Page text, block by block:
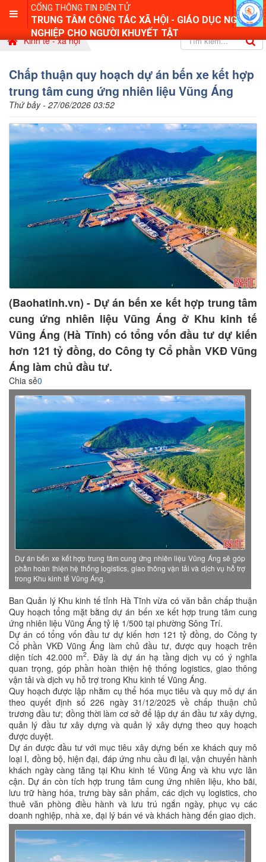
CỔNG THÔNG TIN ĐIỆN TỬ
TRUNG TÂM CÔNG TÁC XÃ HỘI - GIÁO DỤC NGHỀ
NGHIỆP CHO NGƯỜI KHUYẾT TẬT
Kinh tế - xã hội
Chấp thuận quy hoạch dự án bến xe kết hợp
trung tâm cung ứng nhiên liệu Vũng Áng
Thứ bảy - 27/06/2026 03:52
(Baohatinh.vn) - Dự án bến xe kết hợp trung tâm
cung ứng nhiên liệu Vũng Áng ở Khu kinh tế
Vũng Áng (Hà Tĩnh) có tổng vốn đầu tư dự kiến
hơn 121 tỷ đồng, do Công ty Cổ phần VKĐ Vũng
Áng làm chủ đầu tư.
Chia sẻ0
Dự án bến xe kết hợp trung tâm cung ứng nhiên liệu Vũng Áng sẽ góp
phần hoàn thiện hệ thống logistics, giao thông vận tải và dịch vụ hỗ trợ
trong Khu kinh tế Vũng Áng.
Ban Quản lý Khu kinh tế tỉnh Hà Tĩnh vừa có văn bản chấp thuận
Quy hoạch tổng mặt bằng dự án bến xe kết hợp trung tâm cung
ứng nhiên liệu Vũng Áng tỷ lệ 1/500 tại phường Sông Trí.
Dự án có tổng vốn đầu tư dự kiến hơn 121 tỷ đồng, do Công ty
Cổ phần VKĐ Vũng Áng làm chủ đầu tư, được quy hoạch trên
diện tích 42.000 m2. Đây là dự án hạ tầng dịch vụ có ý nghĩa
quan trọng, góp phần hoàn thiện hệ thống logistics, giao thông
vận tải và dịch vụ hỗ trợ trong Khu kinh tế Vũng Áng.
Quy hoạch được lập nhằm cụ thể hóa mục tiêu và quy mô dự án
theo quyết định số 226 ngày 31/12/2025 về chấp thuận chủ
trương đầu tư; đồng thời làm cơ sở để lập dự án đầu tư xây dựng,
quản lý đầu tư xây dựng và quản lý xây dựng theo quy hoạch
được duyệt.
Dự án được đầu tư với mục tiêu xây dựng bến xe khách quy mô
loại I, đồng bộ, hiện đại, đáp ứng nhu cầu đi lại, vận chuyển hành
khách ngày càng tăng tại Khu kinh tế Vũng Áng và khu vực lân
cận. Dự án còn tích hợp trung tâm cung ứng nhiên liệu, kho bãi,
lưu trữ hàng hóa, trưng bày sản phẩm, các dịch vụ logistics, cho
thuê văn phòng điều hành và lưu trú ngắn ngày, phục vụ các
doanh nghiệp, nhà xe, đại lý bán vé và khách hàng đến giao dịch.